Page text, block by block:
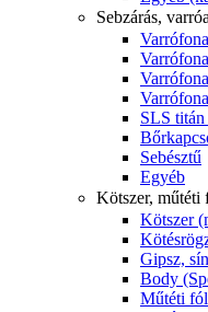
Sebzárás,
SLS
Sebésztű
Egyéb
Kötszer, műtéti
Kötszer
Gipsz,
Body
Műtéti